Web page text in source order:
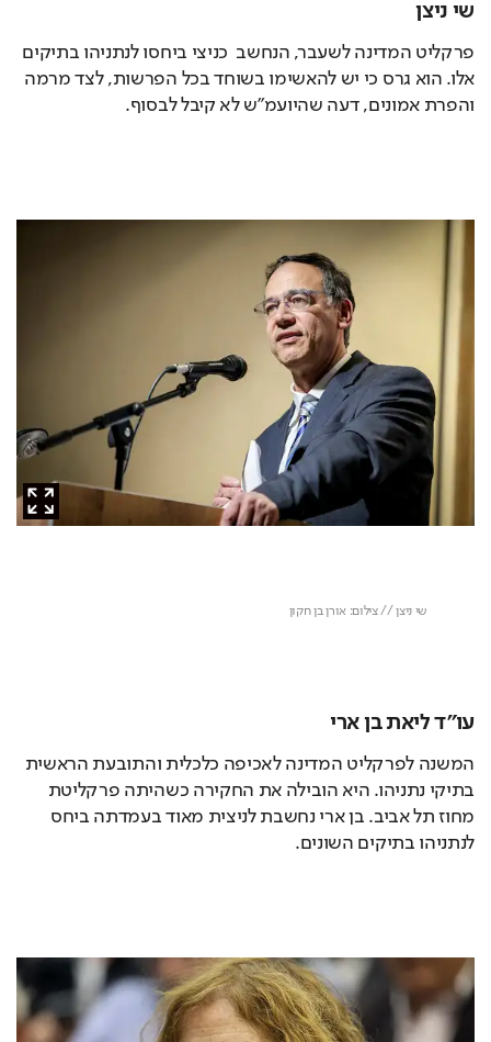
שי ניצן
פרקליט המדינה לשעבר, הנחשב  כניצי ביחסו לנתניהו בתיקים
אלו. הוא גרס כי יש להאשימו בשוחד בכל הפרשות, לצד מרמה
והפרת אמונים, דעה שהיועמ"ש לא קיבל לבסוף.
                שי ניצן // צילום: אורן בן חקון
עו"ד ליאת בן ארי
המשנה לפרקליט המדינה לאכיפה כלכלית והתובעת הראשית
בתיקי נתניהו. היא הובילה את החקירה כשהיתה פרקליטת
מחוז תל אביב. בן ארי נחשבת לניצית מאוד בעמדתה ביחס
לנתניהו בתיקים השונים.